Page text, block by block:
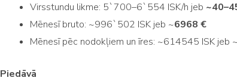
Virsstundu likme: 5`700–6`554 ISK/h jeb
Mēnesī bruto: ~996`502 ISK jeb ~6968 €
Mēnesī pēc nodokļiem un īres: ~614545 ISK jeb
Piedāvā